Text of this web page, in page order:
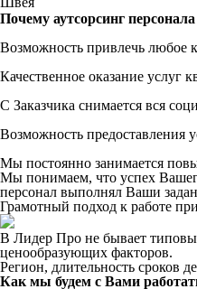
Почему аутсорсинг
Возможность привлечь любое
Качественное оказание
С Заказчика снимается вся
Возможность предоставления
Мы постоянно занимается
Мы понимаем, что успех
персонал выполнял Ваши
Грамотный подход к работе
В Лидер Про не бывает
ценообразующих факторов.
Регион, длительность сроков
Как мы будем с Вами